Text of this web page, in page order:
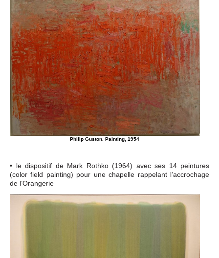
Philip Guston. Painting, 1954
• le dispositif de Mark Rothko (1964) avec ses 14 peintures
(color field painting) pour une chapelle rappelant l’accrochage
de l’Orangerie